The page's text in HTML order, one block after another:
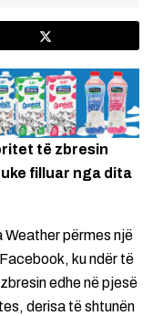
të zbresin
filluar nga dita
Weather përmes një
ku ndër të
edhe në pjesë
derisa të shtunën